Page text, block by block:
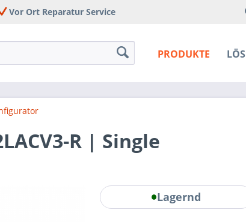
Vor Ort Reparatur Service
PRODUKTE
R | Single
Lagernd